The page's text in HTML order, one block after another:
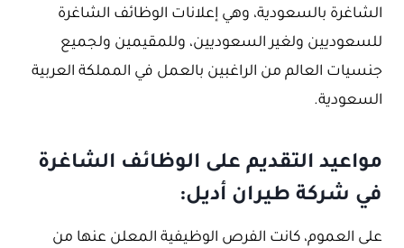
الشاغرة بالسعودية، وهي إعلانات الوظائف الشاغرة
للسعوديين ولغير السعوديين، وللمقيمين ولجميع
جنسيات العالم من الراغبين بالعمل في المملكة العربية
السعودية.
مواعيد التقديم على الوظائف الشاغرة
في شركة طيران أديل:
على العموم، كانت الفرص الوظيفية المعلن عنها من